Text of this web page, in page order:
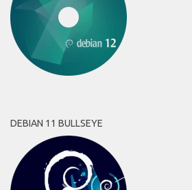
DEBIAN 11 BULLSEYE